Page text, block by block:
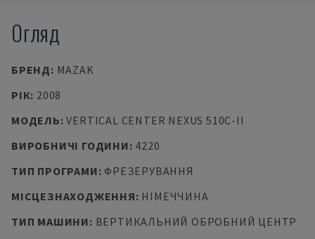
Огляд
БРЕНД: MAZAK
РІК: 2008
МОДЕЛЬ:VERTICAL CENTER NEXUS 510C-II
ВИРОБНИЧІ ГОДИНИ: 4220
ТИП ПРОГРАМИ: ФРЕЗЕРУВАННЯ
МІСЦЕЗНАХОДЖЕННЯ: НІМЕЧЧИНА
ТИП МАШИНИ: ВЕРТИКАЛЬНИЙ ОБРОБНИЙ ЦЕНТР